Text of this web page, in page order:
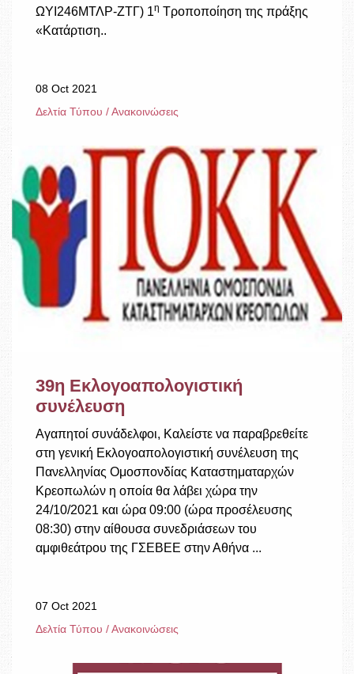
ΩΥΙ246ΜΤΛΡ-ΖΤΓ) 1η Τροποποίηση της πράξης
«Κατάρτιση..
08 Oct 2021
Δελτία Τύπου / Ανακοινώσεις
39η Εκλογοαπολογιστική
συνέλευση
Αγαπητοί συνάδελφοι, Καλείστε να παραβρεθείτε
στη γενική Εκλογοαπολογιστική συνέλευση της
Πανελληνίας Ομοσπονδίας Καταστηματαρχών
Κρεοπωλών η οποία θα λάβει χώρα την
24/10/2021 και ώρα 09:00 (ώρα προσέλευσης
08:30) στην αίθουσα συνεδριάσεων του
αμφιθεάτρου της ΓΣΕΒΕΕ στην Αθήνα ...
07 Oct 2021
Δελτία Τύπου / Ανακοινώσεις